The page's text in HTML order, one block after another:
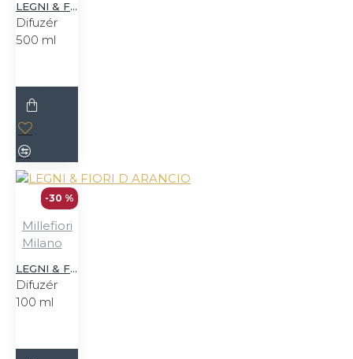
LEGNI & FIORI D ARANCIO
Difuzér
500 ml
-30 %
Millefiori
Milano
LEGNI & FIORI D ARANCIO
Difuzér
100 ml